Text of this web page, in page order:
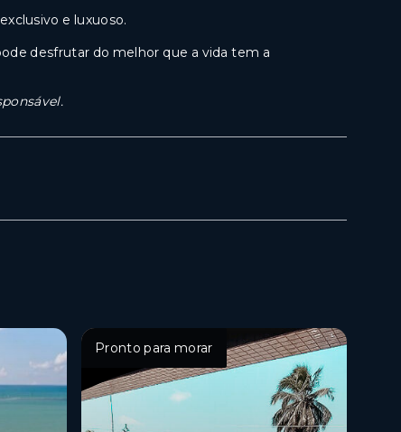
e luxuoso.
desfrutar do melhor que a vida tem a
Pronto para morar